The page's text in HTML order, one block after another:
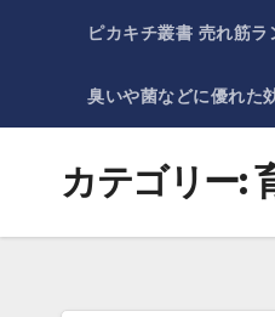
ピカキチ叢書 売れ筋
臭いや菌などに優れた
カテゴリー: